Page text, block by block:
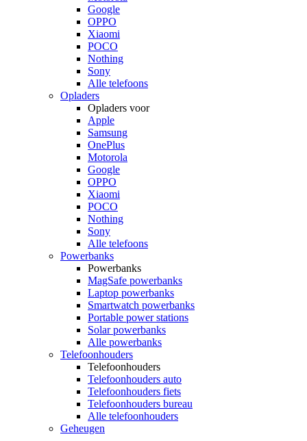
Google
OPPO
Xiaomi
POCO
Nothing
Sony
Alle telefoons
Opladers
Opladers voor
Apple
Samsung
OnePlus
Motorola
Google
OPPO
Xiaomi
POCO
Nothing
Sony
Alle telefoons
Powerbanks
Powerbanks
MagSafe powerbanks
Laptop powerbanks
Smartwatch powerbanks
Portable power stations
Solar powerbanks
Alle powerbanks
Telefoonhouders
Telefoonhouders
Telefoonhouders auto
Telefoonhouders fiets
Telefoonhouders bureau
Alle telefoonhouders
Geheugen